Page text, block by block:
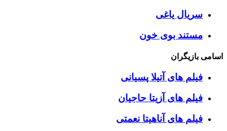
سریال یاغی
مستند بوی خون
اسامی بازیگران
فیلم های آتیلا پسیانی
فیلم های آزیتا حاجیان
فیلم های آناهیتا نعمتی